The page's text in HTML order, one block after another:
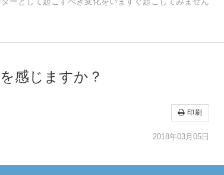
感じますか？
印刷
2018年03月05日